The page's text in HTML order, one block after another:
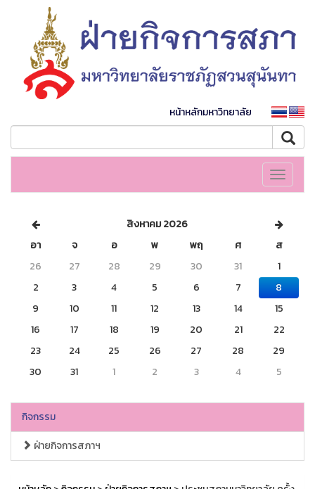
หน้าหลักมหาวิทยาลัย
Toggle
สิงหาคม 2026
อา
จ อ พ พฤ ศ
ส
26
27 28 29 30 31
1
2
3 4 5 6 7
8
9
10 11 12 13 14
15
16
17 18 19 20 21
22
23
24 25 26 27 28
29
30
31 1 2 3 4 5
กิจกรรม
ฝ่ายกิจการสภาฯ